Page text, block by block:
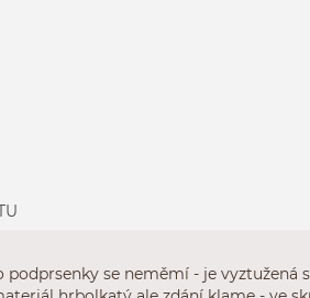
podprsenky se neměmí - je vyztužená